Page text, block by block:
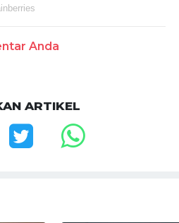
Anda
ARTIKEL